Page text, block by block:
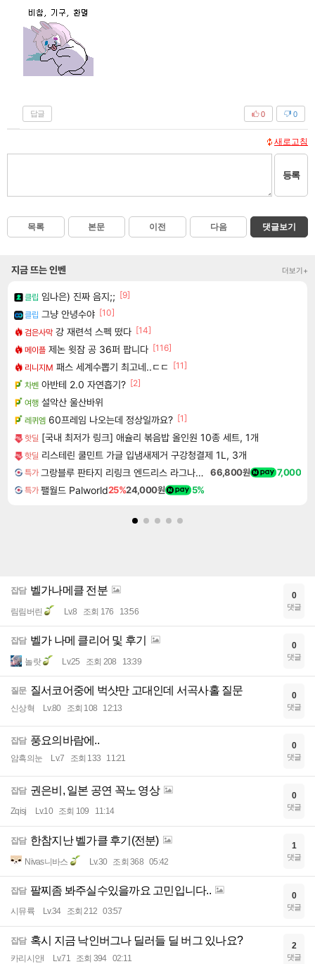
답글 0
0
새로고침
등록
목록 본문 이전 다음 댓글보기
지금 뜨는 인벤 더보기+
클립 임나은) 진짜 음지;; [9]
클립 그냥 안녕수야 [10]
검은사막 강 재련석 스펙 떴다 [14]
메이플 제논 윗잠 공 36퍼 팝니다 [116]
리니지M 패스 세계수뽑기 최고네..ㄷㄷ
[11]
차벤 아반테 2.0 자연흡기? [2]
여행 설악산 울산바위
레퀴엠 60프레임 나오는데 정상일까요? [1]
핫딜 [국내 최저가 링크] 애슐리 볶음밥 올인원 10종 세트, 1개
핫딜 리스테린 쿨민트 가글 입냄새제거 구강청결제 1L, 3개
특가 그랑블루 판타지 리링크 엔드리스 라그나로크 Granblue Fantasy Relink Endless Ragnarok 66,800원 7,000
특가 팰월드 Palworld25%24,000원 5%
잡담 벨가나메클 전분
림림버린 Lv.8 조회 176 13:56
0
댓글
잡담 벨가 나메 클리어 및 후기
놀랏 Lv.25 조회 208 13:39
0
댓글
질문 질서코어중에 벅샷만 고대인데 서곡사홀 질문
신상혁 Lv.80 조회 108 12:13
0
댓글
잡담 풍요의바람에..
암흑의눈 Lv.7 조회 133 11:21
0
댓글
잡담 권은비, 일본 공연 꼭노 영상
Zqisj Lv.10 조회 109 11:14
0
댓글
잡담 한참지난 벨가클 후기(전분)
Nivas니바스 Lv.30 조회 368 05:42
1
댓글
잡담 팔찌좀 봐주실수있을까요 고민입니다..
시뮤륙 Lv.34 조회 212 03:57
0
댓글
잡담 혹시 지금 낙인버그나 딜러들 딜 버그 있나요?
카리시안l Lv.71 조회 394 02:11
2
댓글